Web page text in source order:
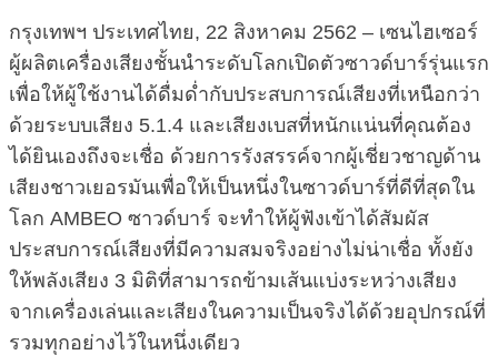
กรุงเทพฯ ประเทศไทย, 22 สิงหาคม 2562 – เซนไฮเซอร์
ผู้ผลิตเครื่องเสียงชั้นนำระดับโลกเปิดตัวซาวด์บาร์รุ่นแรก
เพื่อให้ผู้ใช้งานได้ดื่มด่ำกับประสบการณ์เสียงที่เหนือกว่า
ด้วยระบบเสียง 5.1.4 และเสียงเบสที่หนักแน่นที่คุณต้อง
ได้ยินเองถึงจะเชื่อ ด้วยการรังสรรค์จากผู้เชี่ยวชาญด้าน
เสียงชาวเยอรมันเพื่อให้เป็นหนึ่งในซาวด์บาร์ที่ดีที่สุดใน
โลก AMBEO ซาวด์บาร์ จะทำให้ผู้ฟังเข้าได้สัมผัส
ประสบการณ์เสียงที่มีความสมจริงอย่างไม่น่าเชื่อ ทั้งยัง
ให้พลังเสียง 3 มิติที่สามารถข้ามเส้นแบ่งระหว่างเสียง
จากเครื่องเล่นและเสียงในความเป็นจริงได้ด้วยอุปกรณ์ที่
รวมทุกอย่างไว้ในหนึ่งเดียว